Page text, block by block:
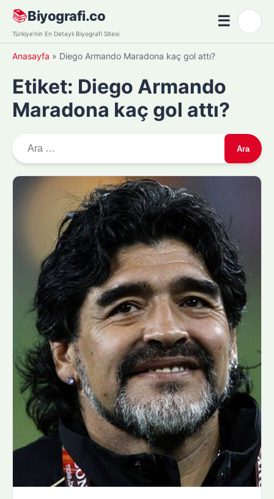
Skip
content
📚Biyografi.co
Türkiye'nin En Detaylı Biyografi Sitesi
☰Menü
Anasayfa » Diego Armando Maradona kaç gol attı?
Etiket: Diego Armando
Maradona kaç gol attı?
r